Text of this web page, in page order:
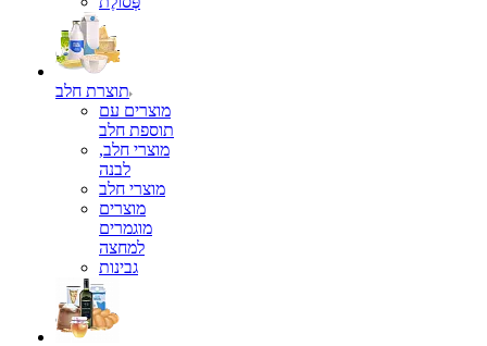
תוצרת חלב
מוצרים עם
תוספת חלב
מוצרי חלב,
לבנה
מוצרי חלב
מוצרים
מוגמרים
למחצה
גבינות